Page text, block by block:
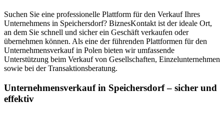
Suchen Sie eine professionelle Plattform für den Verkauf Ihres
Unternehmens in Speichersdorf? BiznesKontakt ist der ideale Ort,
an dem Sie schnell und sicher ein Geschäft verkaufen oder
übernehmen können. Als eine der führenden Plattformen für den
Unternehmensverkauf in Polen bieten wir umfassende
Unterstützung beim Verkauf von Gesellschaften, Einzelunternehmen
sowie bei der Transaktionsberatung.
Unternehmensverkauf in Speichersdorf – sicher und
effektiv